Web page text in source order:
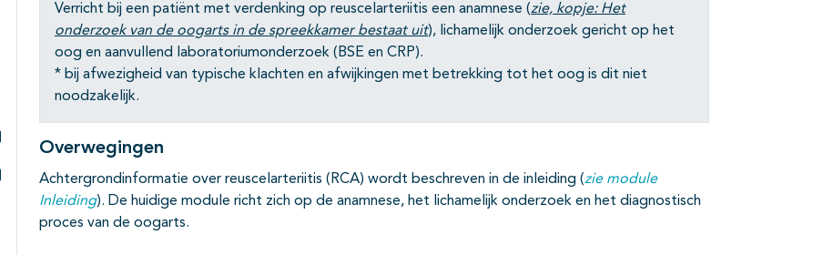
Subpagina's open- en dichtklappen
Subpagina's open- en dichtklappen
Verricht bij een patiënt met verdenking op reuscelarteriitis een anamnese (zie, kopje: Het
onderzoek van de oogarts in de spreekkamer bestaat uit), lichamelijk onderzoek gericht op het
oog en aanvullend laboratoriumonderzoek (BSE en CRP).
* bij afwezigheid van typische klachten en afwijkingen met betrekking tot het oog is dit niet
noodzakelijk.
Overwegingen
Achtergrondinformatie over reuscelarteriitis (RCA) wordt beschreven in de inleiding (zie module
Inleiding). De huidige module richt zich op de anamnese, het lichamelijk onderzoek en het diagnostisch
proces van de oogarts.